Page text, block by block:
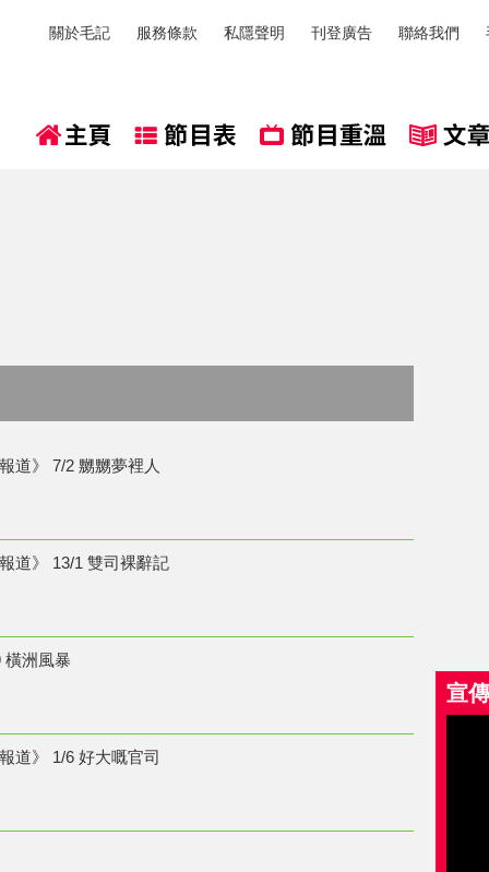
關於毛記 服務條款 私隱聲明 刊登廣告 聯絡我們
道》 7/2 嬲嬲夢裡人
道》 13/1 雙司裸辭記
橫洲風暴
道》 1/6 好大嘅官司
宣